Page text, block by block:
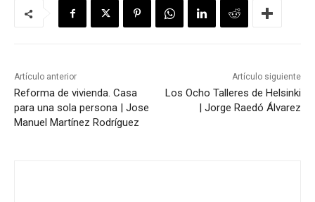
Artículo anterior
Reforma de vivienda. Casa
para una sola persona | Jose
Manuel Martínez Rodríguez
Artículo siguiente
Los Ocho Talleres de Helsinki
| Jorge Raedó Álvarez